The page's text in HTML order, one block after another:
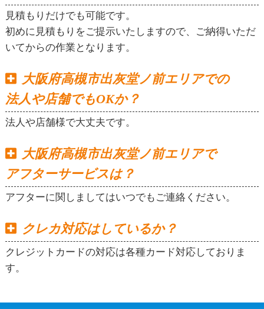
見積もりだけでも可能です。
初めに見積もりをご提示いたしますので、ご納得いただ
いてからの作業となります。
大阪府高槻市出灰堂ノ前エリアでの
法人や店舗でもOKか？
法人や店舗様で大丈夫です。
大阪府高槻市出灰堂ノ前エリアで
アフターサービスは？
アフターに関しましてはいつでもご連絡ください。
クレカ対応はしているか？
クレジットカードの対応は各種カード対応しておりま
す。